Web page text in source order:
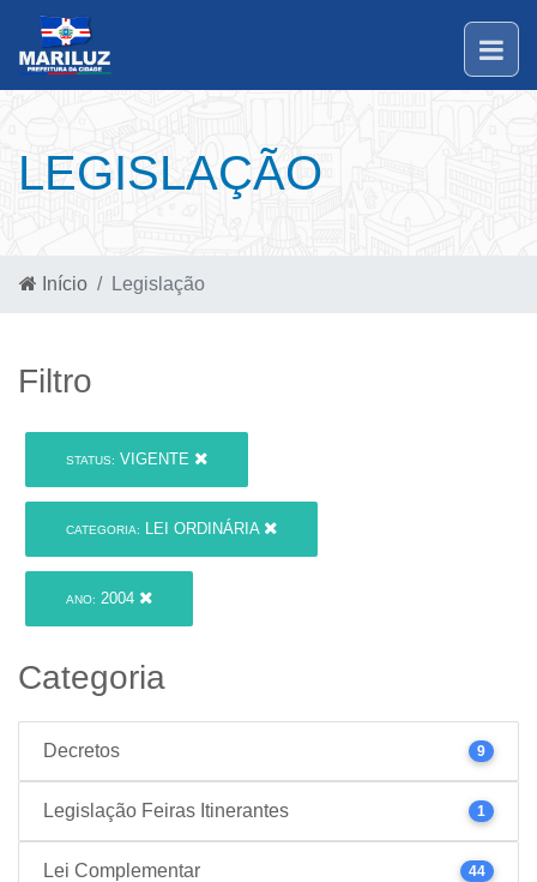
LEGISLAÇÃO
Início Legislação
Filtro
STATUS: VIGENTE
CATEGORIA: LEI ORDINÁRIA
ANO: 2004
Categoria
Decretos 9
Legislação Feiras Itinerantes 1
Lei Complementar 44